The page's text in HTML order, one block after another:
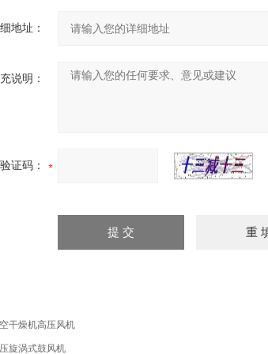
地址：
说明：
验证码：
干燥机高压风机
旋涡式鼓风机